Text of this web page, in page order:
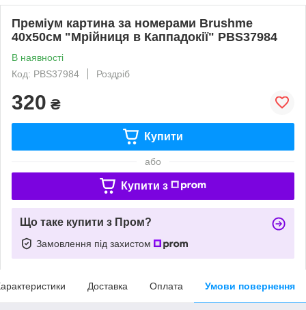
Преміум картина за номерами Brushme
40x50см "Мрійниця в Каппадокії" PBS37984
В наявності
Код: PBS37984
Роздріб
320 ₴
Купити
або
Купити з
Що таке купити з Пром?
Замовлення під захистом
Доставка Оплата Умови повернення